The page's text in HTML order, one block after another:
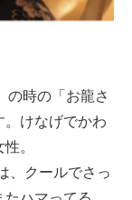
の時の「お龍さ
。けなげでかわ
。
、クールでさっ